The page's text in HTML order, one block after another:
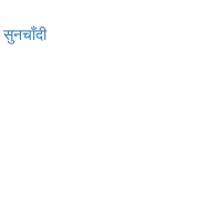
सुनचाँदी